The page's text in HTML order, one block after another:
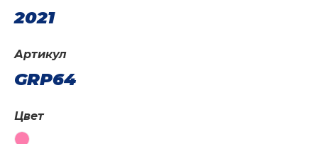
2021
Артикул
GRP64
Цвет